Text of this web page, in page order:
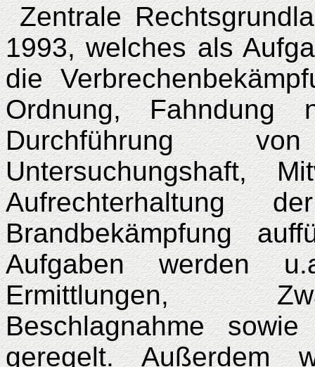
Zentrale
1993, welches als
die
Ordnung, Fahndung
Durchführung
Untersuchungshaft,
Aufrechterhaltung
Brandbekämpfung
Aufgaben werden
Ermittlungen,
Beschlagnahme
geregelt. Außerdem